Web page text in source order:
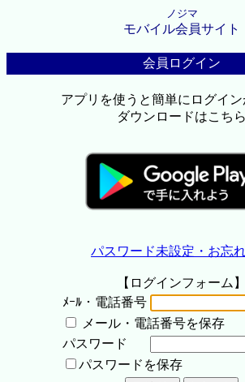
ノジマ
モバイル会員サイト
会員ログイン
アプリを使うと簡単にログイ
ダウンロードはこちら
パスワード未設定・お忘
【ログインフォーム】
ﾒｰﾙ・電話番号
メール・電話番号を保存
パスワード
パスワードを保存